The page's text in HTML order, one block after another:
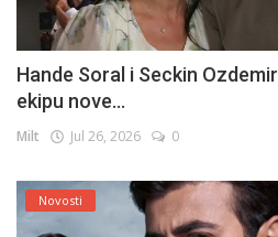
Hande Soral i Seckin
ekipu nove...
Milt Jul 26, 2026 0
Novosti